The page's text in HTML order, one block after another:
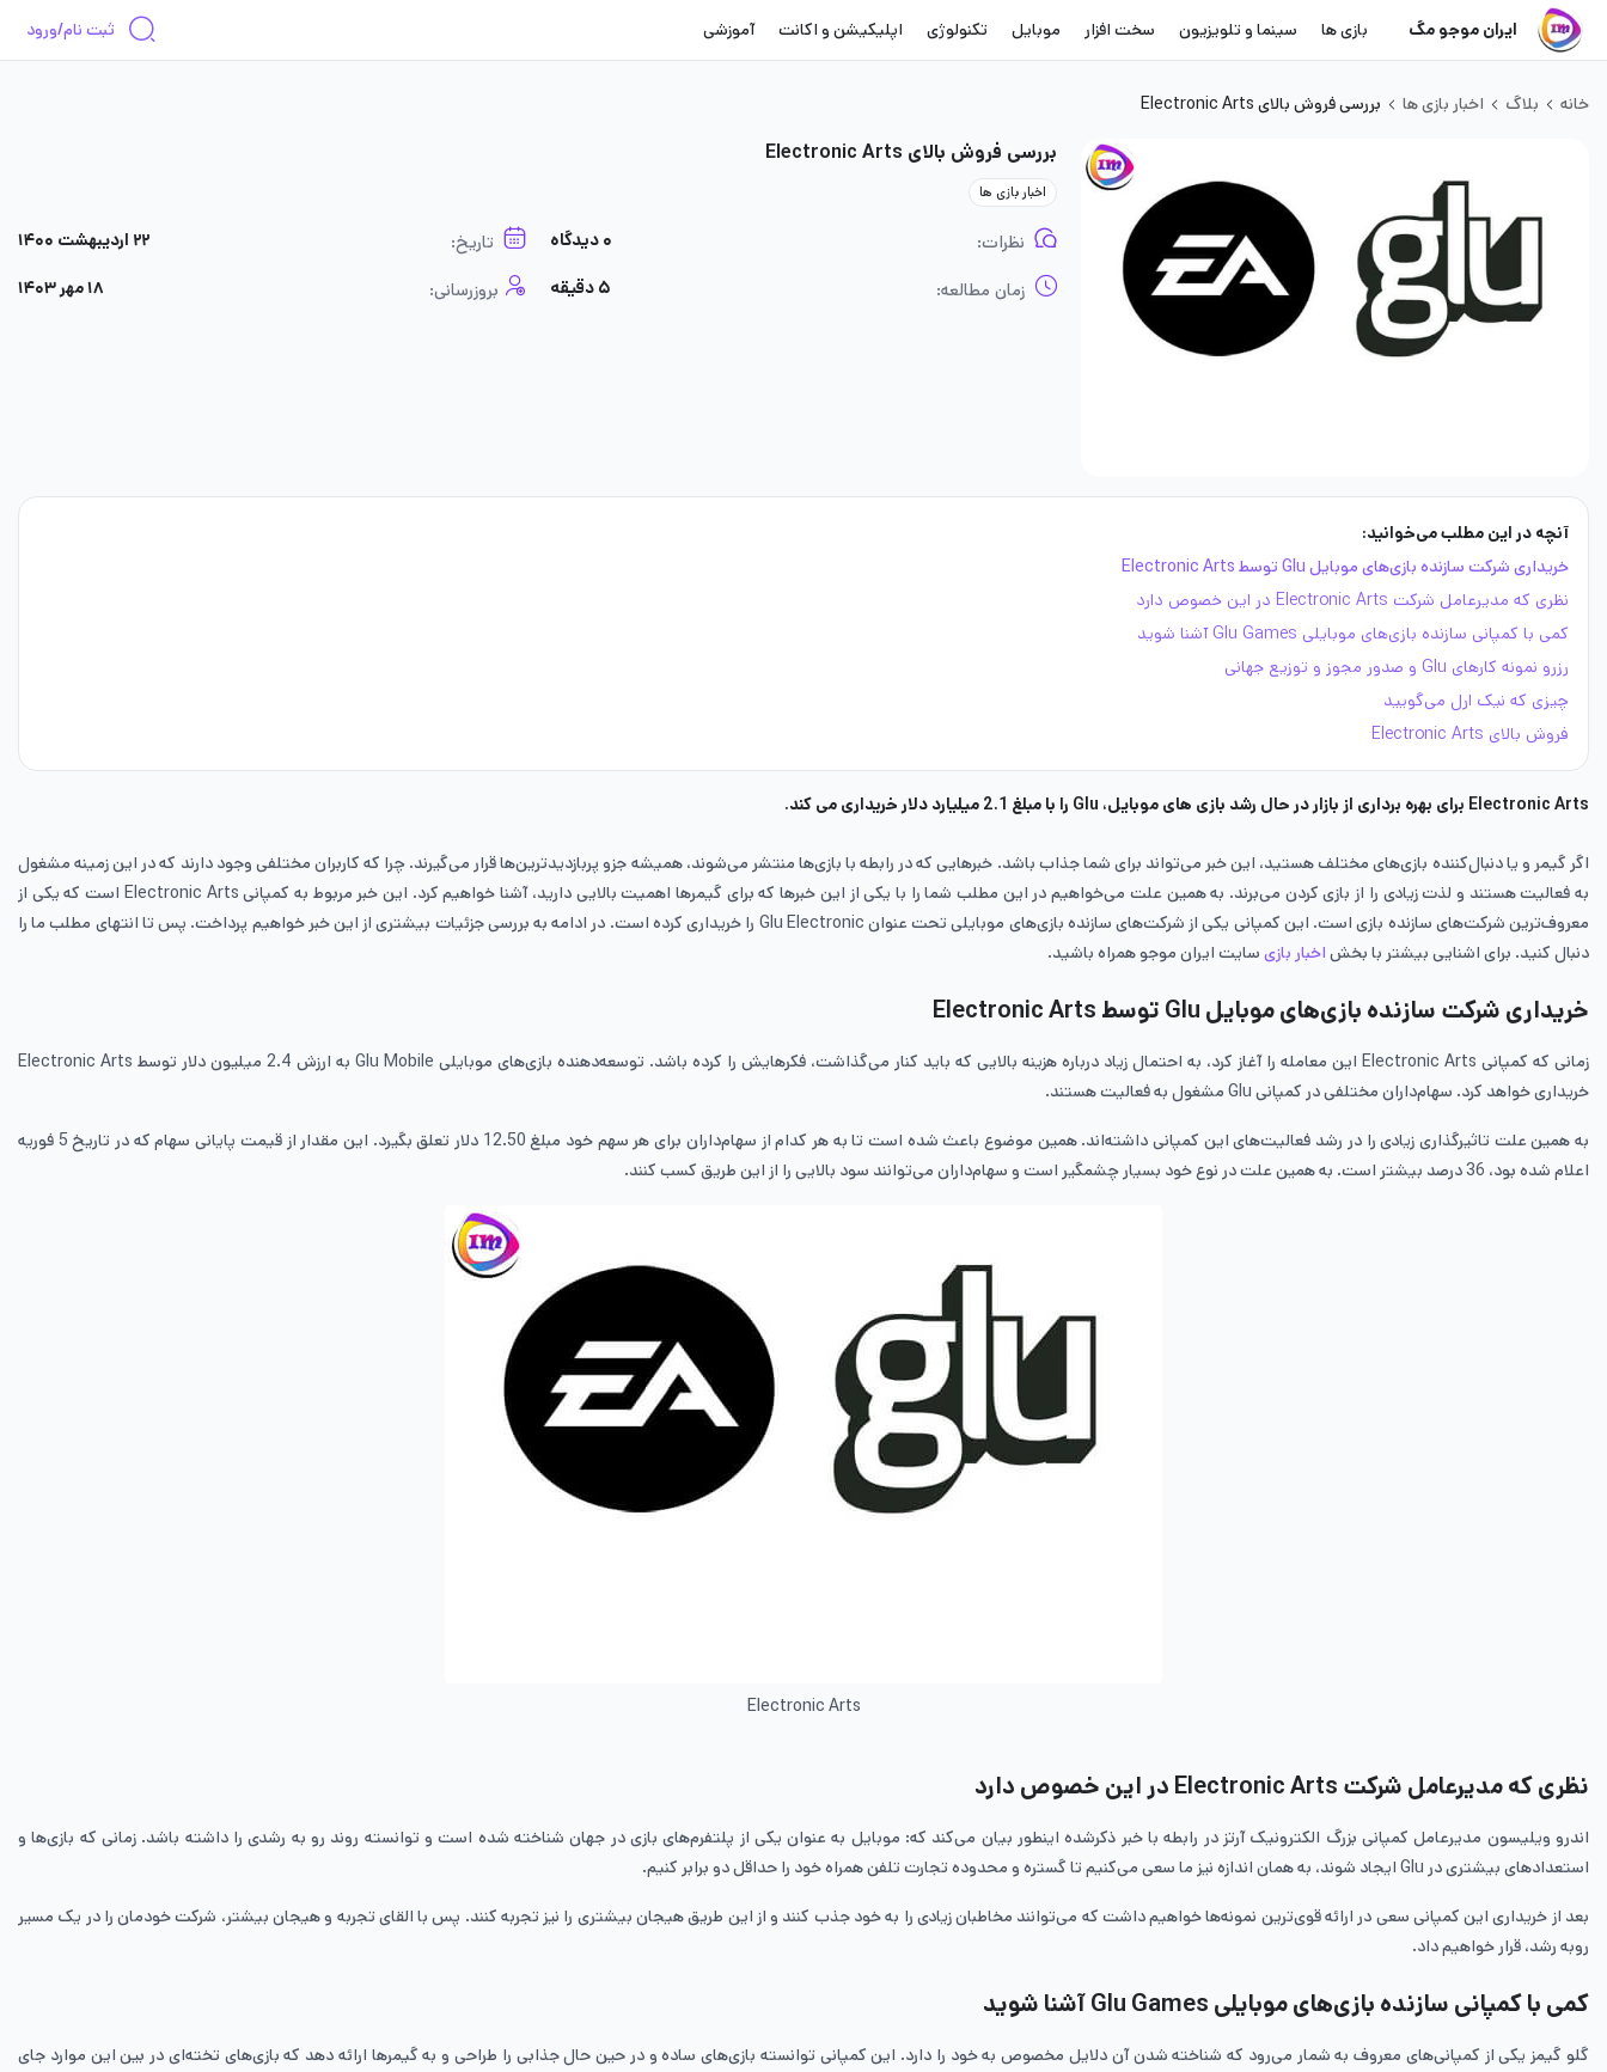
ایران موجو مگ بازی ها سینما و تلویزیون سخت افزار موبایل تکنولوژی اپلیکیشن و اکانت آموزشی ثبت نام/ورود
خانه بلاگ اخبار بازی ها بررسی فروش بالای Electronic Arts
بررسی فروش بالای Electronic Arts
اخبار بازی ها
نظرات: ۰ دیدگاه تاریخ: ۲۲ اردیبهشت ۱۴۰۰
زمان مطالعه: ۵ دقیقه بروزرسانی: ۱۸ مهر ۱۴۰۳
آنچه در این مطلب می‌خوانید:
خریداری شرکت سازنده بازی‌های موبایل Glu توسط Electronic Arts
نظری که مدیرعامل شرکت Electronic Arts در این خصوص دارد
کمی با کمپانی سازنده بازی‌های موبایلی Glu Games آشنا شوید
رزرو نمونه کارهای Glu و صدور مجوز و توزیع جهانی
چیزی که نیک ارل می‌گویید
فروش بالای Electronic Arts
Electronic Arts برای بهره برداری از بازار در حال رشد بازی های موبایل، Glu را با مبلغ 2.1 میلیارد دلار خریداری می کند.
اگر گیمر و یا دنبال‌کننده بازی‌های مختلف هستید، این خبر می‌تواند برای شما جذاب باشد. خبرهایی که در رابطه با بازی‌ها منتشر می‌شوند، همیشه جزو پربازدیدترین‌ها قرار می‌گیرند. چرا که کاربران مختلفی وجود دارند که در این زمینه مشغول
به فعالیت هستند و لذت زیادی را از بازی کردن می‌برند. به همین علت می‌خواهیم در این مطلب شما را با یکی از این خبرها که برای گیمرها اهمیت بالایی دارید، آشنا خواهیم کرد. این خبر مربوط به کمپانی Electronic Arts است که یکی از
معروف‌ترین شرکت‌های سازنده بازی است. این کمپانی یکی از شرکت‌های سازنده بازی‌های موبایلی تحت عنوان Glu Electronic را خریداری کرده است. در ادامه به بررسی جزئیات بیشتری از این خبر خواهیم پرداخت. پس تا انتهای مطلب ما را
دنبال کنید. برای اشنایی بیشتر با بخش اخبار بازی سایت ایران موجو همراه باشید.
خریداری شرکت سازنده بازی‌های موبایل Glu توسط Electronic Arts
زمانی که کمپانی Electronic Arts این معامله را آغاز کرد، به احتمال زیاد درباره هزینه بالایی که باید کنار می‌گذاشت، فکرهایش را کرده باشد. توسعه‌دهنده بازی‌های موبایلی Glu Mobile به ارزش 2.4 میلیون دلار توسط Electronic Arts
خریداری خواهد کرد. سهام‌داران مختلفی در کمپانی Glu مشغول به فعالیت هستند.
به همین علت تاثیرگذاری زیادی را در رشد فعالیت‌های این کمپانی داشته‌اند. همین موضوع باعث شده است تا به هر کدام از سهام‌داران برای هر سهم خود مبلغ 12.50 دلار تعلق بگیرد. این مقدار از قیمت پایانی سهام که در تاریخ 5 فوریه
اعلام شده بود، 36 درصد بیشتر است. به همین علت در نوع خود بسیار چشمگیر است و سهام‌داران می‌توانند سود بالایی را از این طریق کسب کنند.
Electronic Arts
نظری که مدیرعامل شرکت Electronic Arts در این خصوص دارد
اندرو ویلیسون مدیرعامل کمپانی بزرگ الکترونیک آرتز در رابطه با خبر ذکرشده اینطور بیان می‌کند که: موبایل به عنوان یکی از پلتفرم‌های بازی در جهان شناخته شده است و توانسته روند رو به رشدی را داشته باشد. زمانی که بازی‌ها و
استعدادهای بیشتری در Glu ایجاد شوند، به همان اندازه نیز ما سعی می‌کنیم تا گستره و محدوده تجارت تلفن همراه خود را حداقل دو برابر کنیم.
بعد از خریداری این کمپانی سعی در ارائه قوی‌ترین نمونه‌ها خواهیم داشت که می‌توانند مخاطبان زیادی را به خود جذب کنند و از این طریق هیجان بیشتری را نیز تجربه کنند. پس با القای تجربه و هیجان بیشتر، شرکت خودمان را در یک مسیر
روبه رشد، قرار خواهیم داد.
کمی با کمپانی سازنده بازی‌های موبایلی Glu Gamesآشنا شوید
گلو گیمز یکی از کمپانی‌های معروف به شمار می‌رود که شناخته شدن آن دلایل مخصوص به خود را دارد. این کمپانی توانسته بازی‌های ساده و در حین حال جذابی را طراحی و به گیمرها ارائه دهد که بازی‌های تخته‌ای در بین این موارد جای